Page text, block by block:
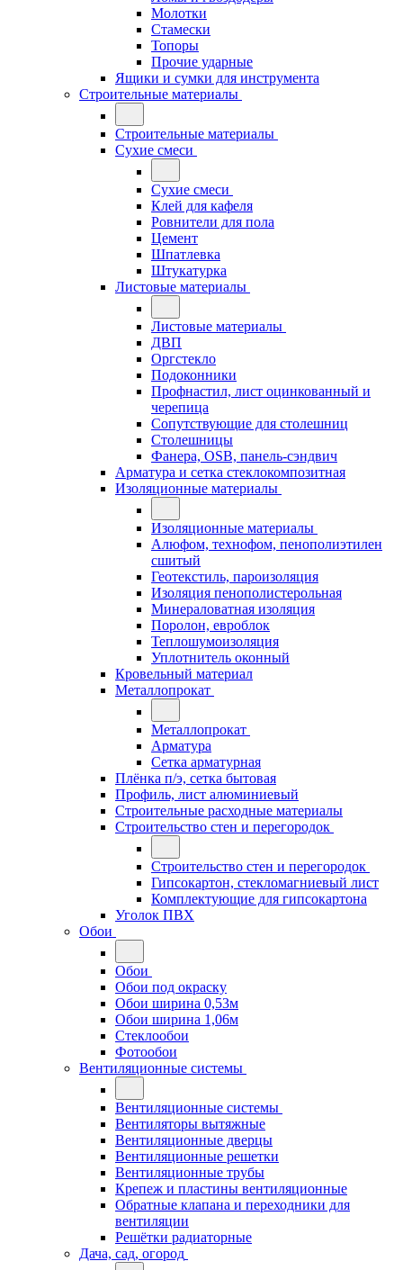
Молотки
Стамески
Топоры
Прочие ударные
Ящики и сумки для инструмента
Строительные материалы
Строительные материалы
Сухие смеси
Сухие смеси
Клей для кафеля
Ровнители для пола
Цемент
Шпатлевка
Штукатурка
Листовые материалы
Листовые материалы
ДВП
Оргстекло
Подоконники
Профнастил, лист оцинкованный и
черепица
Сопутствующие для столешниц
Столешницы
Фанера, OSB, панель-сэндвич
Арматура и сетка стеклокомпозитная
Изоляционные материалы
Изоляционные материалы
Алюфом, технофом, пенополиэтилен
сшитый
Геотекстиль, пароизоляция
Изоляция пенополистерольная
Минераловатная изоляция
Поролон, евроблок
Теплошумоизоляция
Уплотнитель оконный
Кровельный материал
Металлопрокат
Металлопрокат
Арматура
Сетка арматурная
Плёнка п/э, сетка бытовая
Профиль, лист алюминиевый
Строительные расходные материалы
Строительство стен и перегородок
Строительство стен и перегородок
Гипсокартон, стекломагниевый лист
Комплектующие для гипсокартона
Уголок ПВХ
Обои
Обои
Обои под окраску
Обои ширина 0,53м
Обои ширина 1,06м
Стеклообои
Фотообои
Вентиляционные системы
Вентиляционные системы
Вентиляторы вытяжные
Вентиляционные дверцы
Вентиляционные решетки
Вентиляционные трубы
Крепеж и пластины вентиляционные
Обратные клапана и переходники для
вентиляции
Решётки радиаторные
Дача, сад, огород